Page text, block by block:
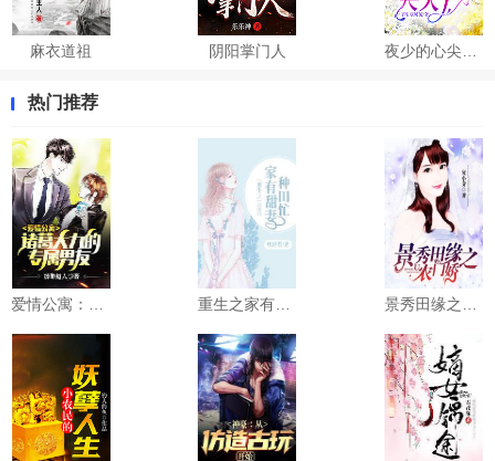
麻衣道祖 阴阳掌门人
热门推荐
重生之家有甜妻种田忙